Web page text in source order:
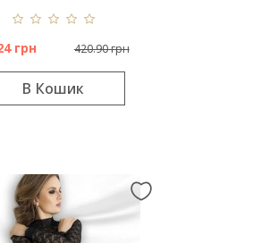
грн 420.90 грн
В Кошик